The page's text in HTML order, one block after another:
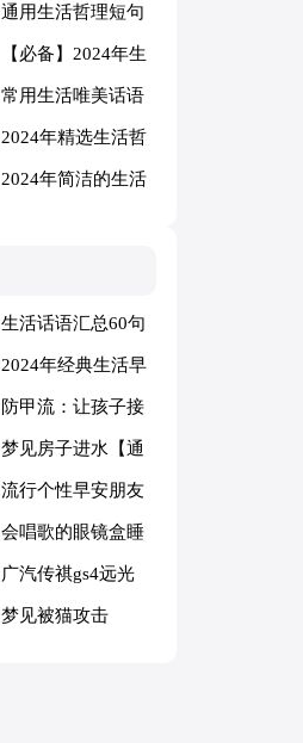
条
句集合75句
通用生活哲理短句
合集56条
【必备】2024年生
活早安心语QQ28
条
常用生活唯美话语
30句精选
2024年精选生活哲
理语句集合96句
2024年简洁的生活
生活话语汇总60句
精选
2024年经典生活早
安心语33条
防甲流：让孩子接
纳口罩小窍门
梦见房子进水【通
用】
流行个性早安朋友
圈汇总105句
会唱歌的眼镜盒睡
前故事
广汽传祺gs4远光
灯不够亮怎么办
梦见被猫攻击